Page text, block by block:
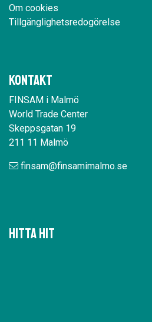
Om cookies
Tillgänglighetsredogörelse
Kontakt
FINSAM i Malmö
World Trade Center
Skeppsgatan 19
211 11 Malmö
finsam@finsamimalmo.se
Hitta hit